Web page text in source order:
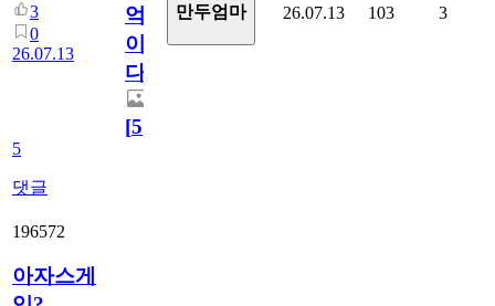
3
0
26.07.13
5
댓글
억
이
다.
[5]
만두엄마 26.07.13 103 3
196572
아자스게